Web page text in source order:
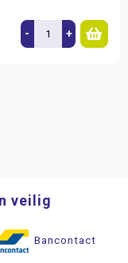
- +
veilig
Bancontact